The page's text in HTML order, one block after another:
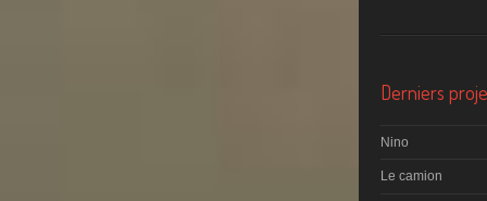
Derniers
Nino
Le camion